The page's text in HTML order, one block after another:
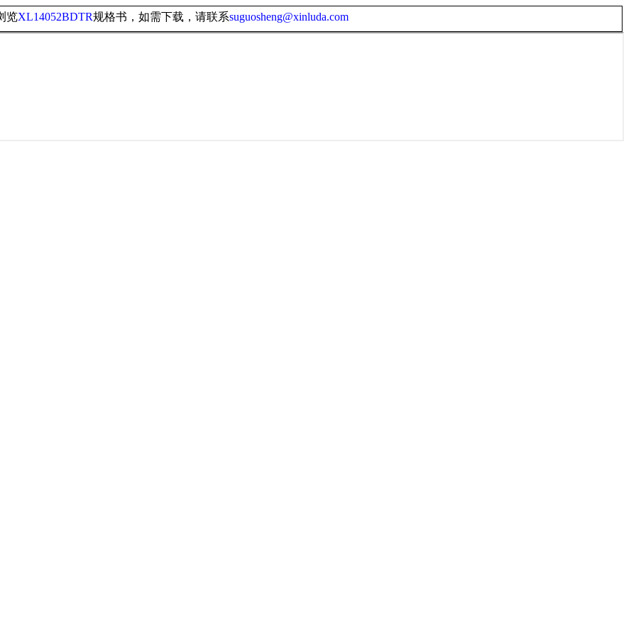
览XL14052BDTR规格书，如需下载，请联系suguosheng@xinluda.com